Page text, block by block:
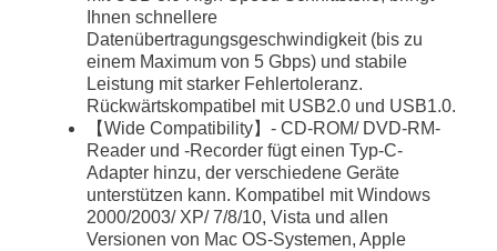
Ihnen schnellere
Datenübertragungsgeschwindigkeit (bis zu
einem Maximum von 5 Gbps) und stabile
Leistung mit starker Fehlertoleranz.
Rückwärtskompatibel mit USB2.0 und USB1.0.
【Wide Compatibility】- CD-ROM/ DVD-RM-
Reader und -Recorder fügt einen Typ-C-
Adapter hinzu, der verschiedene Geräte
unterstützen kann. Kompatibel mit Windows
2000/2003/ XP/ 7/8/10, Vista und allen
Versionen von Mac OS-Systemen, Apple